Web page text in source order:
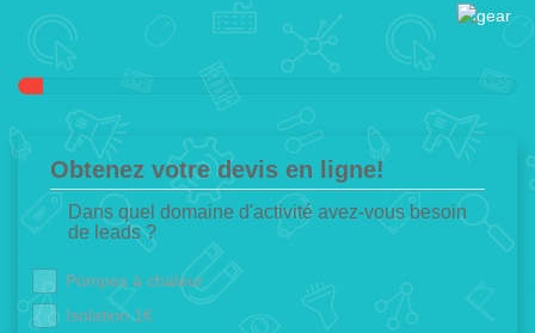
Obtenez votre devis en ligne!
Dans quel domaine d'activité avez-vous besoin
de leads ?
Pompes à chaleur
Isolation 1€